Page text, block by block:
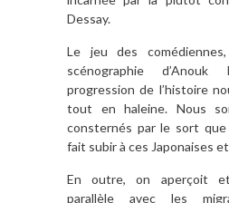
Dessay.
Le jeu des
scénographie
progression de l’histoire
tout en haleine. Nous
consternés par le sort
fait subir à ces Japonaises
En outre, on aperçoit et
parallèle avec les